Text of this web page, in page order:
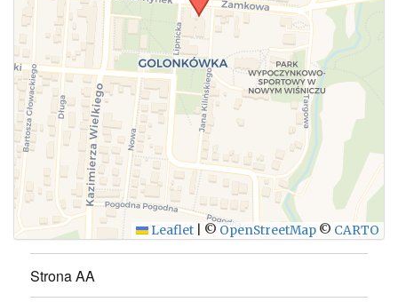
Leaflet © OpenStreetMap © CARTO
Strona AA